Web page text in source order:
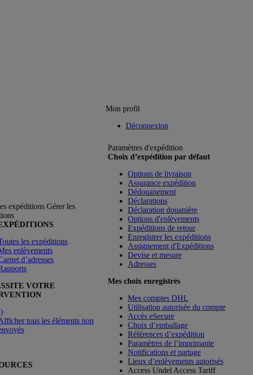
Mon profil
Déconnexion
expéditions Gérer les
les expéditions
enlèvements
d’adresses
VOTRE
)
tous les éléments non
Paramètres d'expédition
Choix d’expédition par défaut
Options de livraison
Assurance expédition
Dédouanement
Déclarations
Déclaration douanière
Options d'enlèvements
Expéditions de retour
Enregistrer les expéditions
Assignement d'Expéditions
Devise et mesure
Adresses
Mes choix enregistrés
Mes comptes DHL
Utilisation autorisée du compte
Accès eSecure
Choix d’emballage
Références d’expédition
Paramètres de l’imprimante
Notifications et partage
Lieux d’enlèvements autorisés
Access Undel Access Tariff